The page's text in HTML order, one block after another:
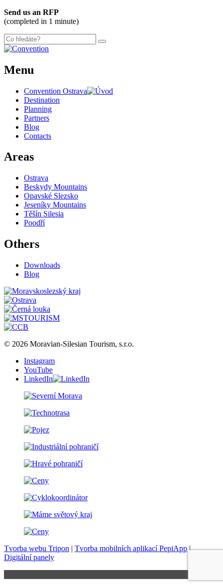
Send us an RFP
(completed in 1 minute)
Menu
Convention Ostrava
Destination
Planning
Partners
Blog
Contacts
Areas
Ostrava
Beskydy Mountains
Opavské Slezsko
Jeseníky Mountains
Těšín Silesia
Poodří
Others
Downloads
Blog
© 2026 Moravian-Silesian Tourism, s.r.o.
Instagram
YouTube
LinkedIn
Tvorba webu Tripon | Tvorba mobilních aplikací PepiApp|
Digitální panely